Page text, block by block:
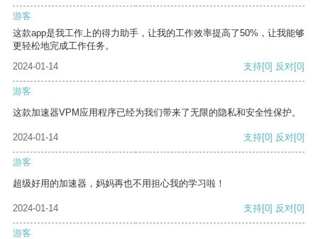
游客
这款app是我工作上的得力助手，让我的工作效率提高了50%，让我能够
更轻松地完成工作任务。
2024-01-14
支持[0] 反对[0]
游客
这款加速器VPM应用程序已经为我们带来了无限的隐私和安全性保护。
2024-01-14 支持[0] 反对[0]
游客
超级好用的加速器，妈妈再也不用担心我的学习啦！
2024-01-14 支持[0] 反对[0]
游客